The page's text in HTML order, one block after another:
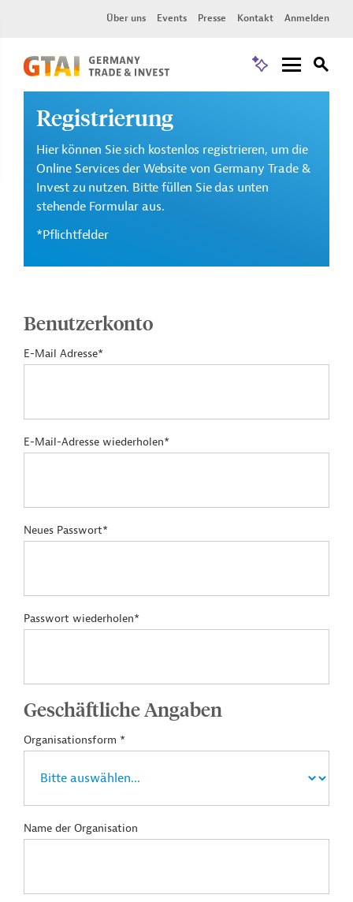
Über uns Events Presse Kontakt Anmelden
Registrierung
Hier können Sie sich kostenlos registrieren, um die
Online Services der Website von Germany Trade &
Invest zu nutzen. Bitte füllen Sie das unten
stehende Formular aus.
*Pflichtfelder
Benutzerkonto
E-Mail Adresse*
E-Mail-Adresse wiederholen*
Neues Passwort*
Passwort wiederholen*
Geschäftliche Angaben
Organisationsform *
Name der Organisation